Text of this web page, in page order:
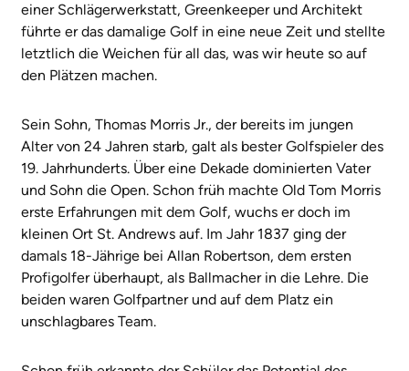
einer Schlägerwerkstatt, Greenkeeper und Architekt
führte er das damalige Golf in eine neue Zeit und stellte
letztlich die Weichen für all das, was wir heute so auf
den Plätzen machen.
Sein Sohn, Thomas Morris Jr., der bereits im jungen
Alter von 24 Jahren starb, galt als bester Golfspieler des
19. Jahrhunderts. Über eine Dekade dominierten Vater
und Sohn die Open. Schon früh machte Old Tom Morris
erste Erfahrungen mit dem Golf, wuchs er doch im
kleinen Ort St. Andrews auf. Im Jahr 1837 ging der
damals 18-Jährige bei Allan Robertson, dem ersten
Profigolfer überhaupt, als Ballmacher in die Lehre. Die
beiden waren Golfpartner und auf dem Platz ein
unschlagbares Team.